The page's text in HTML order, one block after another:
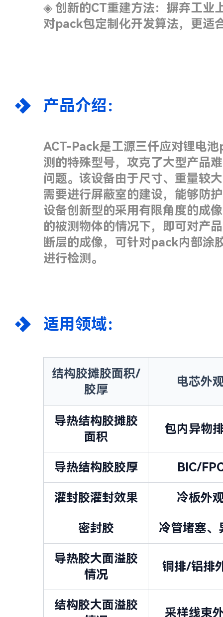
◈ 创新的CT重建方法：摒弃工业
对pack包定制化开发算法，更适
产品介绍：
ACT-Pack是工源三仟应对锂电
测的特殊型号，攻克了大型产品
问题。该设备由于尺寸、重量较
需要进行屏蔽室的建设，能够防
设备创新型的采用有限角度的成
的被测物体的情况下，即可对产
断层的成像，可针对pack内部涂
进行检测。
适用领域：
结构胶摊胶面积/
胶厚
电芯外
导热结构胶摊胶
面积
包内异物
导热结构胶胶厚 BIC/
灌封胶灌封效果 冷板外
密封胶 冷管堵塞、
导热胶大面溢胶
情况
铜排/铝排
结构胶大面溢胶
采样线束